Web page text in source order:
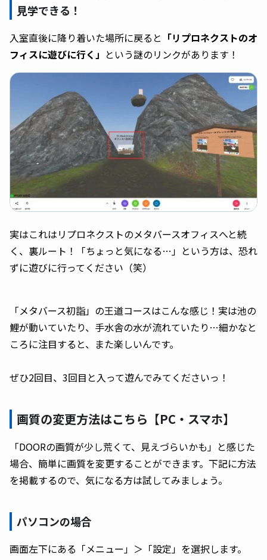
見学できる！
入室直後に降り着いた場所に戻ると 「リプロネクストのオ
フィスに遊びに行く」 という謎のリンクがあります！
実はこれはリプロネクストのメタバースオフィスへと続
く、裏ルート！「ちょっと気になる…」という方は、恐れ
ずに遊びに行ってください（笑）
「メタバース初詣」の王道コースはこんな感じ！実は池の
鯉が動いていたり、手水舎の水が流れていたり…細かなと
ころに注目すると、また楽しいんです。
ぜひ2回目、3回目と入って遊んでみてくださいっ！
画質の変更方法はこちら【PC・スマホ】
「DOORの画質が少し荒くて、見えづらいかも」と感じた
場合、簡単に画質を変更することができます。下記に方法
を掲載するので、気になる方は試してみましょう。
パソコンの場合
画面左下にある「メニュー」＞「設定」を選択します。